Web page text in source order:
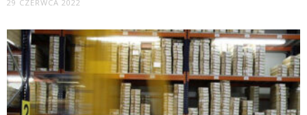
29 CZERWCA 2022